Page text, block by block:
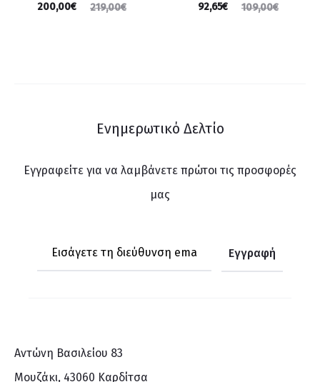
219,00€
200,00€ 109,00€
92,65€
Ενημερωτικό Δελτίο
Εγγραφείτε για να λαμβάνετε πρώτοι τις προσφορές
μας
Αντώνη Βασιλείου 83
Μουζάκι, 43060 Καρδίτσα